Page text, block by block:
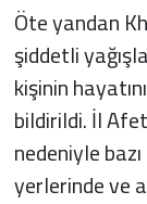
Öte yandan
şiddetli
kişinin
bildirildi. İl
nedeniyle
yerlerinde ve